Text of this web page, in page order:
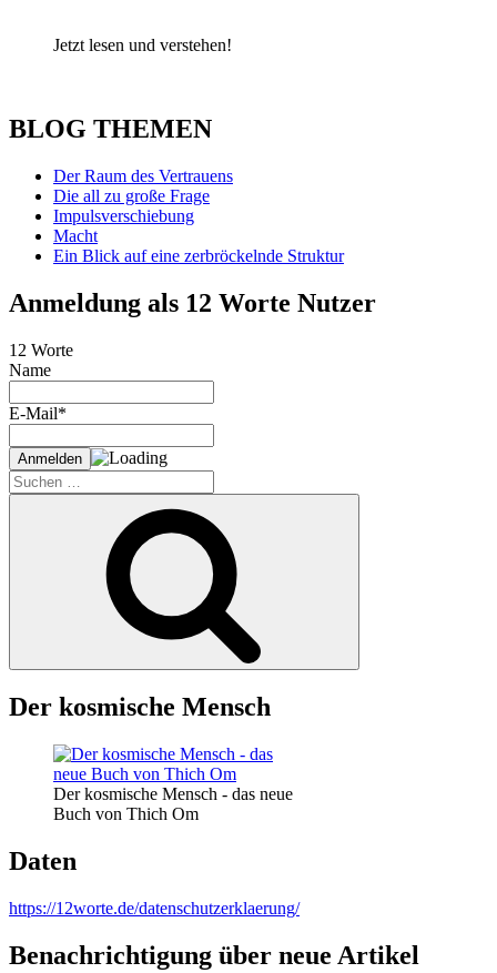
Jetzt lesen und verstehen!
BLOG THEMEN
Der Raum des Vertrauens
Die all zu große Frage
Impulsverschiebung
Macht
Ein Blick auf eine zerbröckelnde Struktur
Anmeldung als 12 Worte Nutzer
12 Worte
Name
E-Mail*
Suche
nach:
Der kosmische Mensch
Der kosmische Mensch - das neue
Buch von Thich Om
Daten
https://12worte.de/datenschutzerklaerung/
Benachrichtigung über neue Artikel